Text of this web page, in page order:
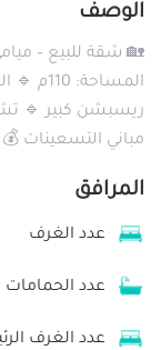
الوصف
🏡 شقة للبيع –
ريسبشن كبير 🔹
مباني التسعينات 💰 السعر:
المرافق
عدد الغرف
عدد الحمامات
عدد الغرف